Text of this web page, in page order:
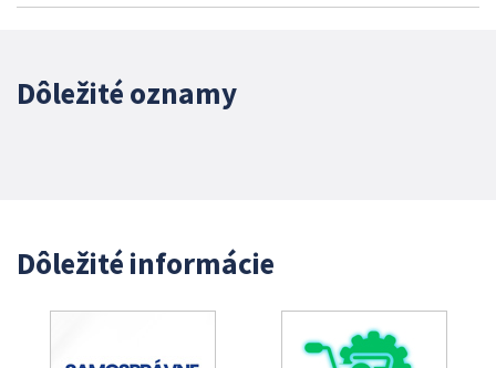
Dôležité oznamy
Dôležité informácie